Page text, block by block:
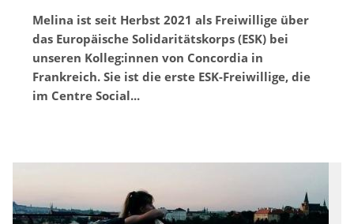
Melina ist seit Herbst 2021 als Freiwillige über
das Europäische Solidaritätskorps (ESK) bei
unseren Kolleg:innen von Concordia in
Frankreich. Sie ist die erste ESK-Freiwillige, die
im Centre Social...